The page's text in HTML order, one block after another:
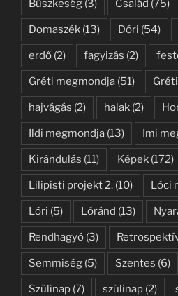
Büszkeség (3) Család (75)
Domaszék (13) Dóri (54)
erdő (2) fagyizás (2)
Gréti megmondja (51)
hajvágás (2) halak (2)
Ildi megmondja (13) Imi
Kirándulás (11) Képek (172)
Lilipisti projekt 2. (10) Lóci
Lóri (5) Lóránd (13)
Rendhagyó (3)
Semmiség (5) Szentes (6)
Szülinap (7) szülinap (2)